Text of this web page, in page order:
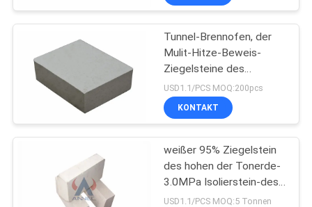
Stahlerzeugungs-
feuerfeste Materiale
17
9
Tunnel-Brennofen, der
Mulit-Hitze-Beweis-
Ziegelsteine des
refraktären Ziegelstein-
HBS isoliert
USD1.1/PCS MOQ:200pcs
KONTAKT
weißer 95% Ziegelstein
des hohen der Tonerde-
3.0MPa Isolierstein-des
Mulit-Al2O3
USD1.1/PCS MOQ:5 Tonnen